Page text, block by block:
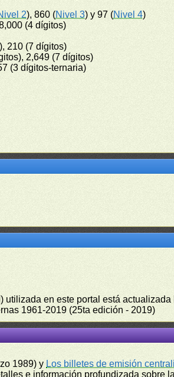
2), 860 (Nivel 3) y 97 (Nivel 4)
(4 dígitos)
210 (7 dígitos)
2,649 (7 dígitos)
(3 dígitos-ternaria)
en este portal está
1961-2019 (25ta edición - 2019)
1989) y Los billetes de emisión
e información profundizada sobre